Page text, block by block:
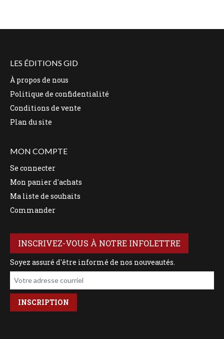
LES ÉDITIONS GID
À propos de nous
Politique de confidentialité
Conditions de vente
Plan du site
MON COMPTE
Se connecter
Mon panier d'achats
Ma liste de souhaits
Commander
INSCRIVEZ-VOUS À NOTRE INFOLETTRE
Soyez assuré d'être informé de nos nouveautés.
Votre adresse courriel